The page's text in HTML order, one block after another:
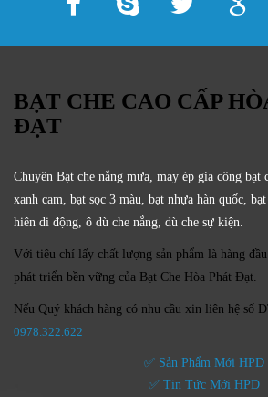
BẠT CHE CAO CẤP
ĐẠT
Chuyên Bạt che nắng mưa, may ép gia công bạt
xanh cam, bạt sọc 3 màu, bạt nhựa hàn quốc,
hiên di động, ô dù che nắng, dù che sự kiện.
Với tiêu chí lấy chất lượng sản phẩm là hàng
phát triển bền vững của Bạt Che Hòa Phát Đạt.
Nếu Quý khách hàng có nhu cầu xin liên hệ số
0978.322.622
✅ Sản Phẩm Mới HPD
✅ Tin Tức Mới HPD